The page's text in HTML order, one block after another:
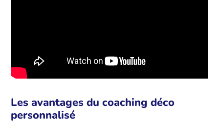
Les avantages du coaching déco
personnalisé